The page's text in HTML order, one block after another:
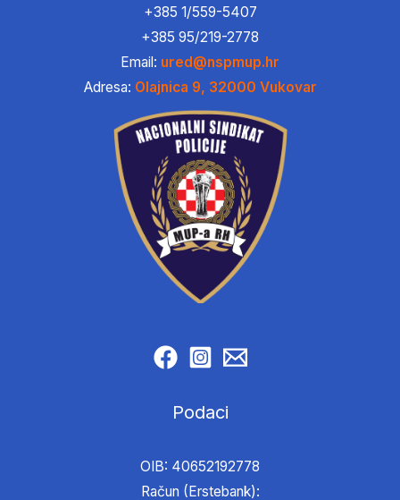
+385 1/559-5407
+385 95/219-2778
Email: ured@nspmup.hr
Adresa: Olajnica 9, 32000 Vukovar
Podaci
OIB: 40652192778
Račun (Erstebank):